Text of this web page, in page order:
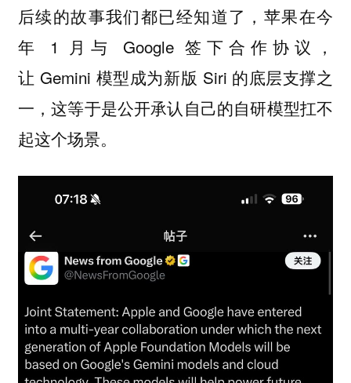
后续的故事我们都已经知道了，苹果在今
年 1 月与 Google 签下合作协议，
让 Gemini 模型成为新版 Siri 的底层支撑之
一，这等于是公开承认自己的自研模型扛不
起这个场景。